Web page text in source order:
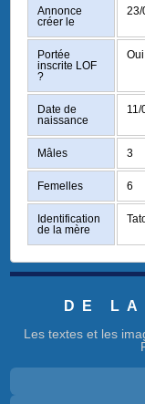
Annonce
créer le
23/
Portée
inscrite LOF
?
Oui
Date de
naissance
11/
Mâles 3
Femelles 6
Identification
de la mère
DE LA
Les textes et les